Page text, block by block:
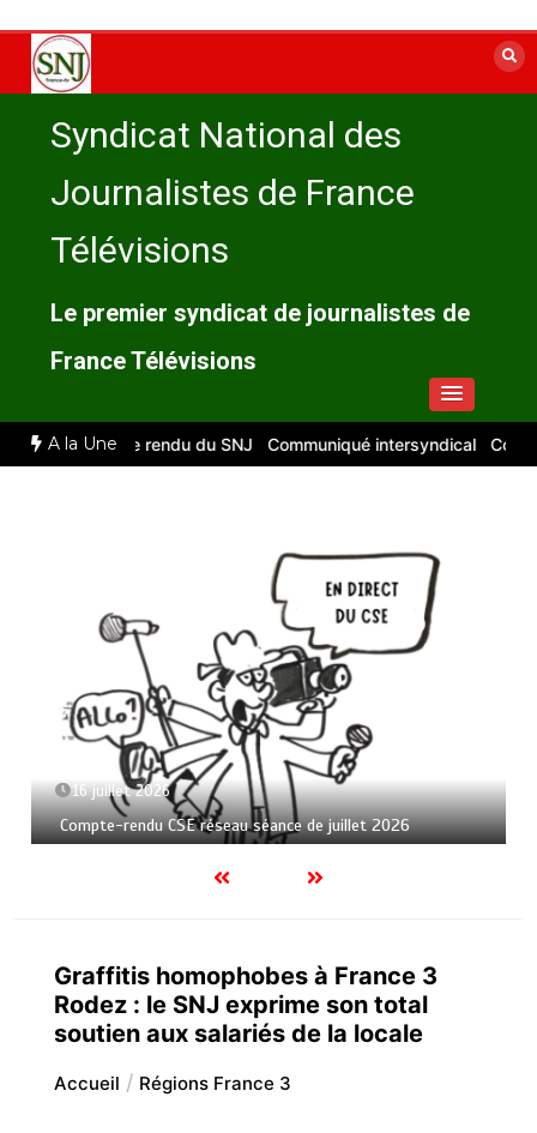
contenu
Syndicat National des
Journalistes de France
Télévisions
Le premier syndicat de journalistes de
France Télévisions
A la Une
: compte rendu du SNJ Communiqué intersyndical Compte-
16 juillet 2026
Compte-rendu CSE réseau séance de juillet 2026
Graffitis homophobes à France 3
Rodez : le SNJ exprime son total
soutien aux salariés de la locale
Accueil Régions France 3